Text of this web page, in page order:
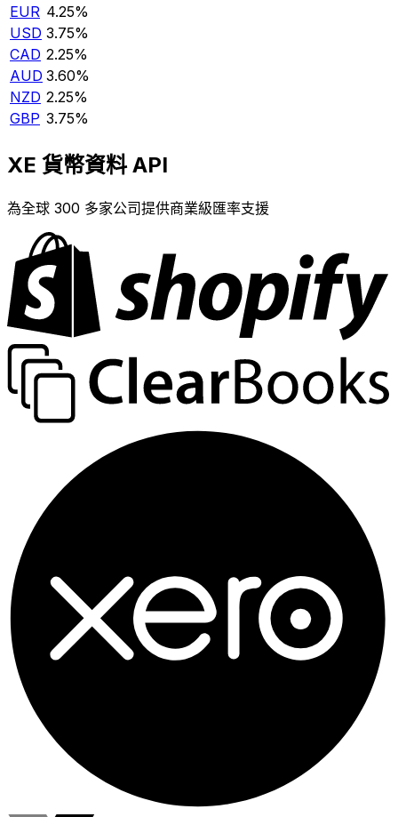
EUR 4.25%
USD 3.75%
CAD 2.25%
AUD 3.60%
NZD 2.25%
GBP 3.75%
XE 貨幣資料 API
為全球 300 多家公司提供商業級匯率支援